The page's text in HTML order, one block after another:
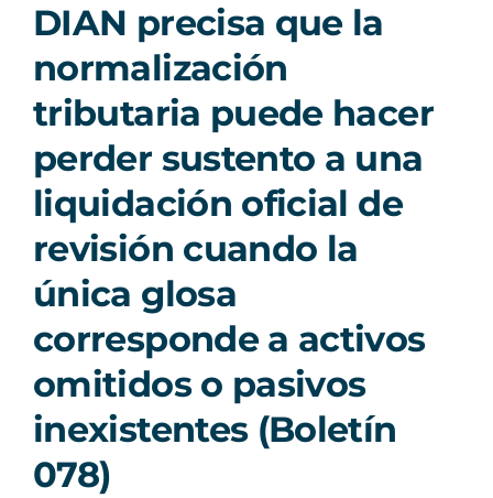
DIAN precisa que la
normalización
tributaria puede hacer
perder sustento a una
liquidación oficial de
revisión cuando la
única glosa
corresponde a activos
omitidos o pasivos
inexistentes (Boletín
078)